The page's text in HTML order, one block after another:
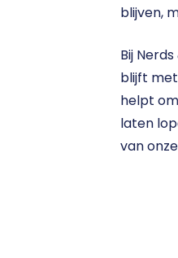
blijven,
Bij
blijft
helpt
laten
van